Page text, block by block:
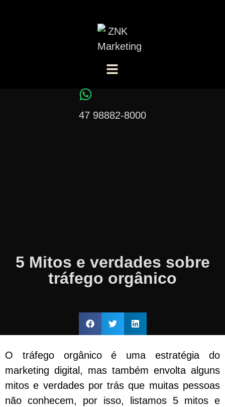
47 98882-8000
5 Mitos e verdades sobre
tráfego orgânico
O tráfego orgânico é uma estratégia do
marketing digital, mas também envolta alguns
mitos e verdades por trás que muitas pessoas
não conhecem, por isso, listamos 5 mitos e